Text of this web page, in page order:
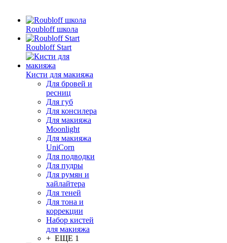
Roubloff школа
Roubloff Start
Кисти для макияжа
Для бровей и
ресниц
Для губ
Для консилера
Для макияжа
Moonlight
Для макияжа
UniCorn
Для подводки
Для пудры
Для румян и
хайлайтера
Для теней
Для тона и
коррекции
Набор кистей
для макияжа
+ ЕЩЕ 1